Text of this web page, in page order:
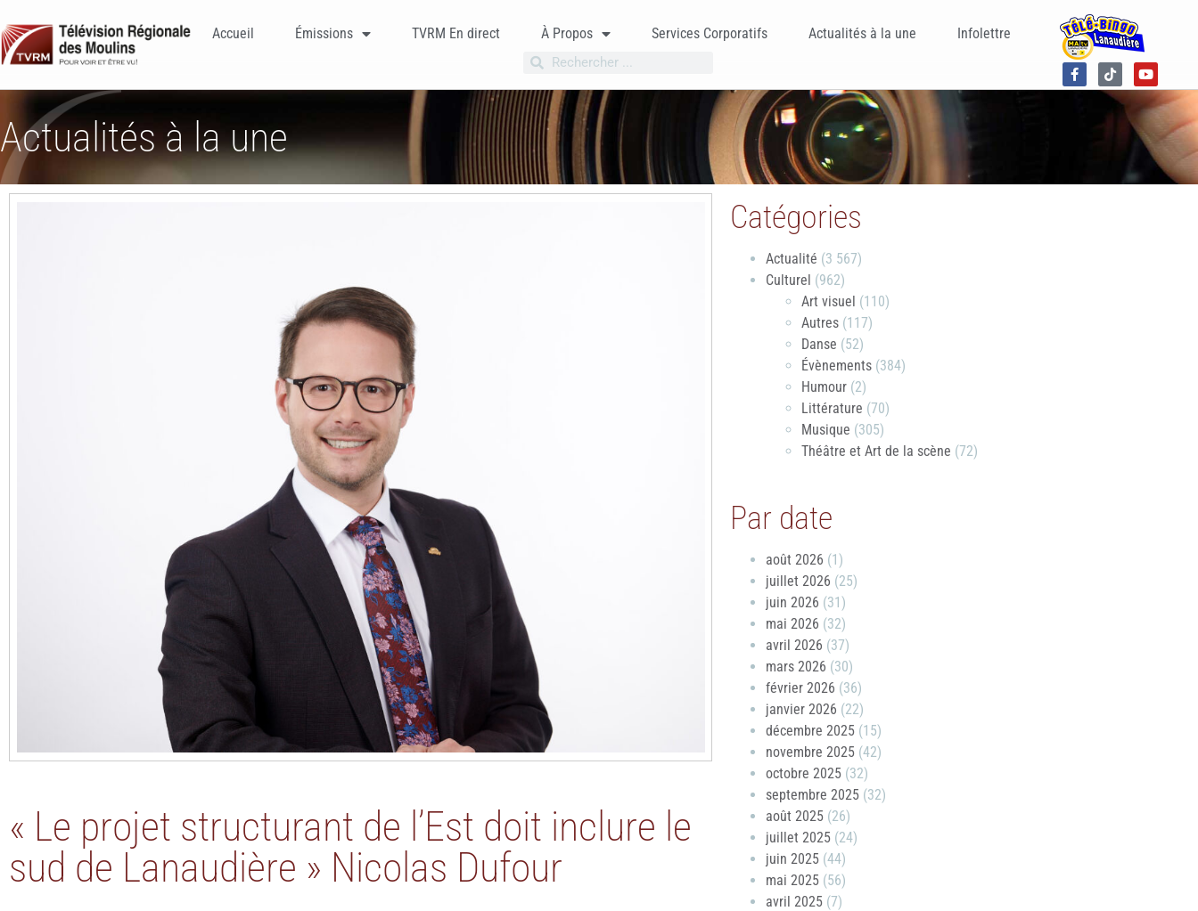
Accueil Émissions TVRM En direct À Propos Services Corporatifs Actualités à la une Infolettre
Actualités à la une
« Le projet structurant de l’Est doit inclure le
sud de Lanaudière » Nicolas Dufour
Catégories
Actualité (3 567)
Culturel (962)
Art visuel (110)
Autres (117)
Danse (52)
Évènements (384)
Humour (2)
Littérature (70)
Musique (305)
Théâtre et Art de la scène (72)
Par date
août 2026 (1)
juillet 2026 (25)
juin 2026 (31)
mai 2026 (32)
avril 2026 (37)
mars 2026 (30)
février 2026 (36)
janvier 2026 (22)
décembre 2025 (15)
novembre 2025 (42)
octobre 2025 (32)
septembre 2025 (32)
août 2025 (26)
juillet 2025 (24)
juin 2025 (44)
mai 2025 (56)
avril 2025 (7)